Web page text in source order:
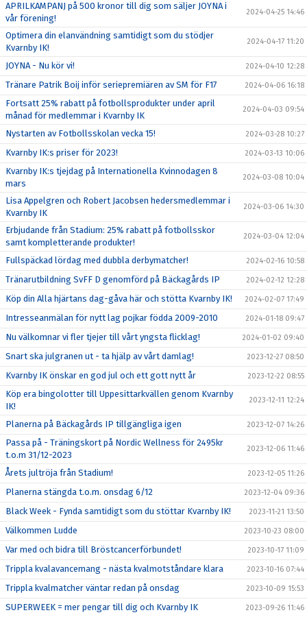
APRILKAMPANJ på 500 kronor till dig som säljer JOYNA i
vår förening!
2024-04-25 14:46
Optimera din elanvändning samtidigt som du stödjer
Kvarnby IK!
2024-04-17 11:20
JOYNA - Nu kör vi! 2024-04-10 12:28
Tränare Patrik Boij inför seriepremiären av SM för F17 2024-04-06 16:18
Fortsatt 25% rabatt på fotbollsprodukter under april
månad för medlemmar i Kvarnby IK
2024-04-03 09:54
Nystarten av Fotbollsskolan vecka 15! 2024-03-28 10:27
Kvarnby IK:s priser för 2023! 2024-03-13 10:06
Kvarnby IK:s tjejdag på Internationella Kvinnodagen 8
mars
2024-03-08 10:04
Lisa Appelgren och Robert Jacobsen hedersmedlemmar i
Kvarnby IK
2024-03-06 14:30
Erbjudande från Stadium: 25% rabatt på fotbollsskor
samt kompletterande produkter!
2024-03-04 12:04
Fullspäckad lördag med dubbla derbymatcher! 2024-02-16 10:58
Tränarutbildning SvFF D genomförd på Bäckagårds IP 2024-02-12 12:28
Köp din Alla hjärtans dag-gåva här och stötta Kvarnby IK! 2024-02-07 17:49
Intresseanmälan för nytt lag pojkar födda 2009-2010 2024-01-18 09:47
Nu välkomnar vi fler tjejer till vårt yngsta flicklag! 2024-01-02 09:40
Snart ska julgranen ut - ta hjälp av vårt damlag! 2023-12-27 08:50
Kvarnby IK önskar en god jul och ett gott nytt år 2023-12-22 08:55
Köp era bingolotter till Uppesittarkvällen genom Kvarnby
IK!
2023-12-11 12:24
Planerna på Bäckagårds IP tillgängliga igen 2023-12-07 14:26
Passa på - Träningskort på Nordic Wellness för 2495kr
t.o.m 31/12-2023
2023-12-06 11:46
Årets jultröja från Stadium! 2023-12-05 11:26
Planerna stängda t.o.m. onsdag 6/12 2023-12-04 09:36
Black Week - Fynda samtidigt som du stöttar Kvarnby IK! 2023-11-21 13:50
Välkommen Ludde 2023-10-23 08:00
Var med och bidra till Bröstcancerförbundet! 2023-10-17 11:09
Trippla kvalavancemang - nästa kvalmotståndare klara 2023-10-16 07:44
Trippla kvalmatcher väntar redan på onsdag 2023-10-09 15:53
SUPERWEEK = mer pengar till dig och Kvarnby IK 2023-09-26 11:46